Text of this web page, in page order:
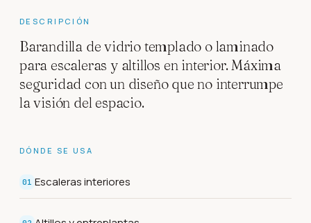
DESCRIPCIÓN
Barandilla de vidrio templado o laminado
para escaleras y altillos en interior. Máxima
seguridad con un diseño que no interrumpe
la visión del espacio.
DÓNDE SE USA
01 Escaleras interiores